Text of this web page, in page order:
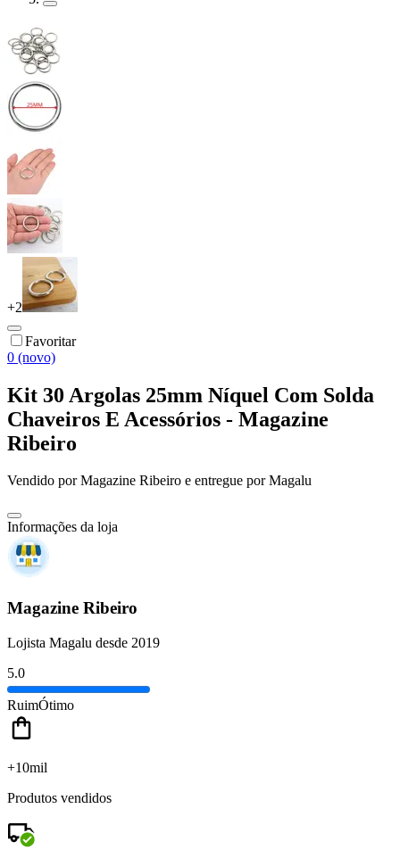
+2
Favoritar
0 (novo)
Kit 30 Argolas 25mm Níquel Com Solda
Chaveiros E Acessórios - Magazine
Ribeiro
Vendido porMagazine Ribeiro e entregue por Magalu
Informações da loja
Magazine Ribeiro
Lojista Magalu desde 2019
5.0
RuimÓtimo
+10mil
Produtos vendidos